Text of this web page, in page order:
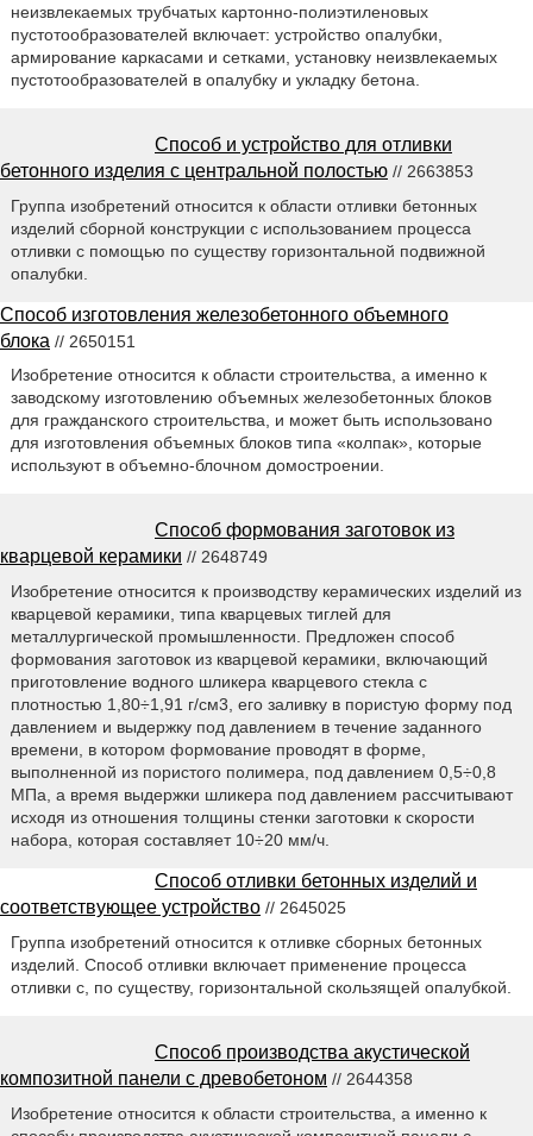
неизвлекаемых трубчатых картонно-полиэтиленовых
пустотообразователей включает: устройство опалубки,
армирование каркасами и сетками, установку неизвлекаемых
пустотообразователей в опалубку и укладку бетона.
Способ и устройство для отливки
бетонного изделия с центральной полостью // 2663853
Группа изобретений относится к области отливки бетонных
изделий сборной конструкции с использованием процесса
отливки с помощью по существу горизонтальной подвижной
опалубки.
Способ изготовления железобетонного объемного
блока // 2650151
Изобретение относится к области строительства, а именно к
заводскому изготовлению объемных железобетонных блоков
для гражданского строительства, и может быть использовано
для изготовления объемных блоков типа «колпак», которые
используют в объемно-блочном домостроении.
Способ формования заготовок из
кварцевой керамики // 2648749
Изобретение относится к производству керамических изделий из
кварцевой керамики, типа кварцевых тиглей для
металлургической промышленности. Предложен способ
формования заготовок из кварцевой керамики, включающий
приготовление водного шликера кварцевого стекла с
плотностью 1,80÷1,91 г/см3, его заливку в пористую форму под
давлением и выдержку под давлением в течение заданного
времени, в котором формование проводят в форме,
выполненной из пористого полимера, под давлением 0,5÷0,8
МПа, а время выдержки шликера под давлением рассчитывают
исходя из отношения толщины стенки заготовки к скорости
набора, которая составляет 10÷20 мм/ч.
Способ отливки бетонных изделий и
соответствующее устройство // 2645025
Группа изобретений относится к отливке сборных бетонных
изделий. Способ отливки включает применение процесса
отливки с, по существу, горизонтальной скользящей опалубкой.
Способ производства акустической
композитной панели с древобетоном // 2644358
Изобретение относится к области строительства, а именно к